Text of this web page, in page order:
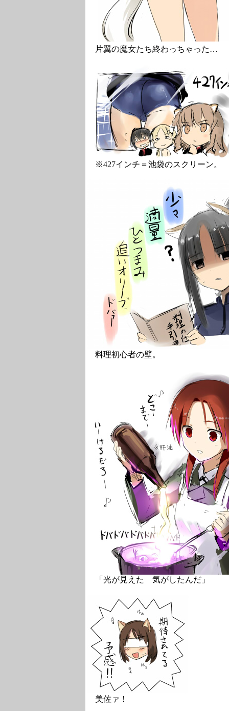
片翼の魔女たち終わっちゃった…
※427インチ＝池袋のスクリーン。
料理初心者の壁。
「光が見えた 気がしたんだ」
美佐ァ！